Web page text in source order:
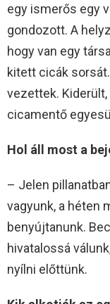
egy ismerős egy
gondozott. A
hogy van egy
kitett cicák
vezettek.
cicamentő
Hol áll most a
– Jelen
vagyunk, a héten
benyújtanunk.
hivatalossá
nyílni előttünk.